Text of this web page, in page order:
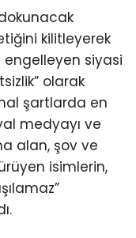
kilitleyerek
engelleyen siyasi
olarak
şartlarda en
medyayı ve
alan, şov ve
isimlerin,